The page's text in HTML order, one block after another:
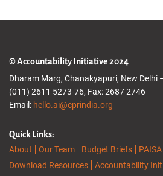
© Accountability Initiative 2024
Dharam Marg, Chanakyapuri, New Delhi
(011) 2611 5273-76, Fax: 2687 2746
Email: hello.ai@cprindia.org
Quick Links:
About
Our Team Budget Briefs
Download Resources
Accountability